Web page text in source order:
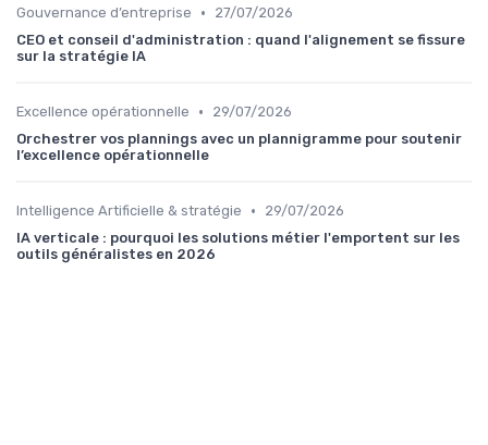
Gouvernance d’entreprise •
27/07/2026
CEO et conseil d'administration : quand l'alignement se fissure
sur la stratégie IA
Excellence opérationnelle •
29/07/2026
Orchestrer vos plannings avec un plannigramme pour soutenir
l’excellence opérationnelle
Intelligence Artificielle & stratégie •
29/07/2026
IA verticale : pourquoi les solutions métier l'emportent sur les
outils généralistes en 2026